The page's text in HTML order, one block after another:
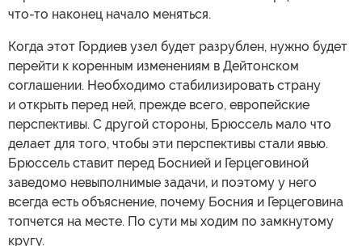
что-то наконец начало меняться.
Когда этот Гордиев узел будет разрублен, нужно будет
перейти к коренным изменениям в Дейтонском
соглашении. Необходимо стабилизировать страну
и открыть перед ней, прежде всего, европейские
перспективы. С другой стороны, Брюссель мало что
делает для того, чтобы эти перспективы стали явью.
Брюссель ставит перед Боснией и Герцеговиной
заведомо невыполнимые задачи, и поэтому у него
всегда есть объяснение, почему Босния и Герцеговина
топчется на месте. По сути мы ходим по замкнутому
кругу.